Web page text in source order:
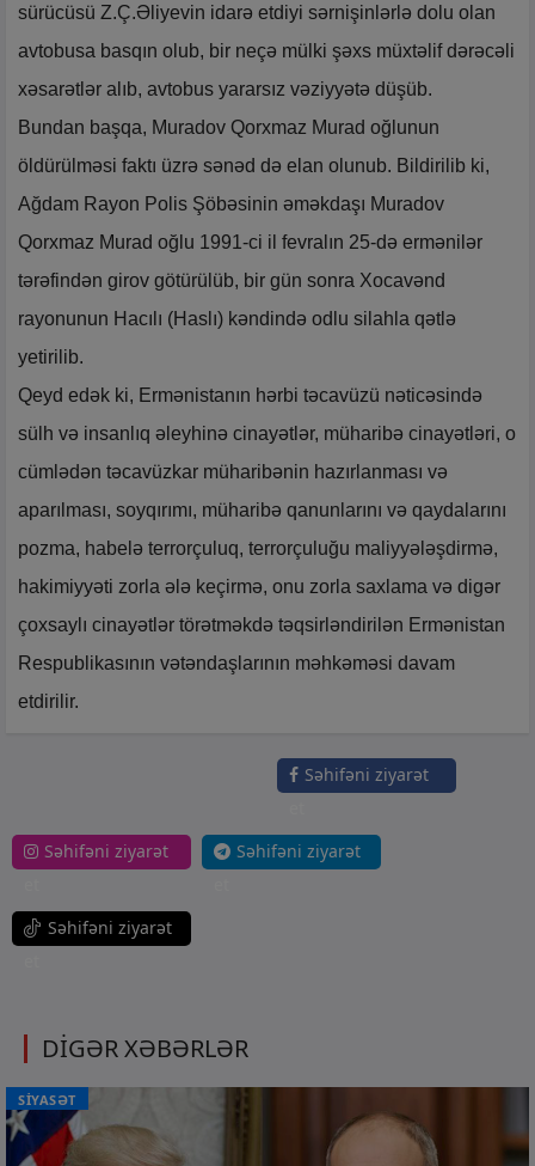
sürücüsü Z.Ç.Əliyevin idarə etdiyi sərnişinlərlə dolu olan
avtobusa basqın olub, bir neçə mülki şəxs müxtəlif dərəcəli
xəsarətlər alıb, avtobus yararsız vəziyyətə düşüb.
Bundan başqa, Muradov Qorxmaz Murad oğlunun
öldürülməsi faktı üzrə sənəd də elan olunub. Bildirilib ki,
Ağdam Rayon Polis Şöbəsinin əməkdaşı Muradov
Qorxmaz Murad oğlu 1991-ci il fevralın 25-də ermənilər
tərəfindən girov götürülüb, bir gün sonra Xocavənd
rayonunun Hacılı (Haslı) kəndində odlu silahla qətlə
yetirilib.
Qeyd edək ki, Ermənistanın hərbi təcavüzü nəticəsində
sülh və insanlıq əleyhinə cinayətlər, müharibə cinayətləri, o
cümlədən təcavüzkar müharibənin hazırlanması və
aparılması, soyqırımı, müharibə qanunlarını və qaydalarını
pozma, habelə terrorçuluq, terrorçuluğu maliyyələşdirmə,
hakimiyyəti zorla ələ keçirmə, onu zorla saxlama və digər
çoxsaylı cinayətlər törətməkdə təqsirləndirilən Ermənistan
Respublikasının vətəndaşlarının məhkəməsi davam
etdirilir.
Səhifəni ziyarət
Səhifəni ziyarət
Səhifəni ziyarət
Səhifəni ziyarət
DİGƏR XƏBƏRLƏR
SİYASƏT